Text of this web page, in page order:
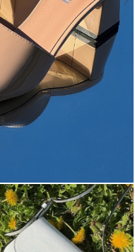
are now on sale. ...